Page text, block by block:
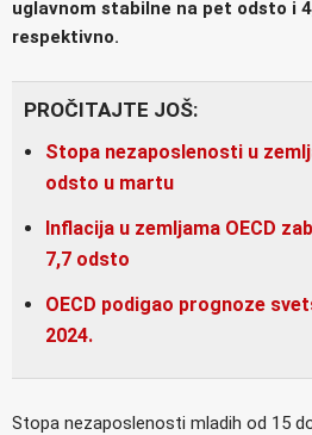
uglavnom stabilne na pet odsto i
respektivno.
PROČITAJTE JOŠ:
Stopa nezaposlenosti u
odsto u martu
Inflacija u zemljama OECD
7,7 odsto
OECD podigao prognoze
2024.
Stopa nezaposlenosti mladih od 15